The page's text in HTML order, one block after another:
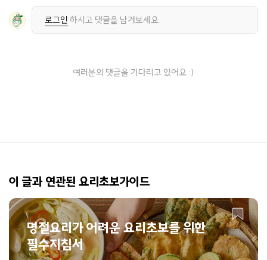
로그인 하시고 댓글을 남겨보세요.
여러분의 댓글을 기다리고 있어요 :)
이 글과 연관된 요리초보가이드
명절요리가 어려운 요리초보를 위한
필수지침서